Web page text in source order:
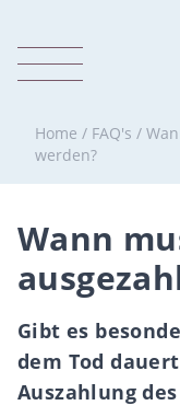
Home / FAQ's /
werden?
Wann
Gibt es
dem Tod
Auszahlung